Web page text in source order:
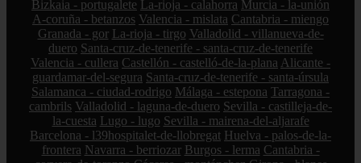
Bizkaia - portugalete La-rioja - calahorra Murcia - la-unión
A-coruña - betanzos Valencia - mislata Cantabria - miengo
Granada - gor La-rioja - tirgo Valladolid - villanueva-de-
duero Santa-cruz-de-tenerife - santa-cruz-de-tenerife
Valencia - cullera Castellón - castelló-de-la-plana Alicante -
guardamar-del-segura Santa-cruz-de-tenerife - santa-úrsula
Salamanca - ciudad-rodrigo Málaga - estepona Tarragona -
cambrils Valladolid - laguna-de-duero Sevilla - castilleja-de-
la-cuesta Lugo - lugo Sevilla - mairena-del-aljarafe
Barcelona - l39hospitalet-de-llobregat Huelva - palos-de-la-
frontera Navarra - berriozar Burgos - lerma Cantabria -